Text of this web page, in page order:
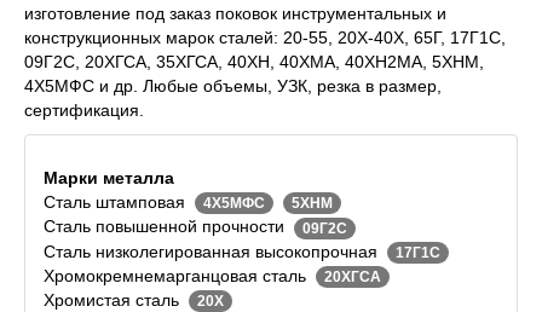
изготовление под заказ поковок инструментальных и
конструкционных марок сталей: 20-55, 20Х-40Х, 65Г, 17Г1С,
09Г2С, 20ХГСА, 35ХГСА, 40ХН, 40ХМА, 40ХН2МА, 5ХНМ,
4Х5МФС и др. Любые объемы, УЗК, резка в размер,
сертификация.
Марки металла
Сталь штамповая
4Х5МФС 5ХНМ
Сталь повышенной прочности 09Г2С
Сталь низколегированная высокопрочная 17Г1С
Хромокремнемарганцовая сталь 20ХГСА
Хромистая сталь 20Х